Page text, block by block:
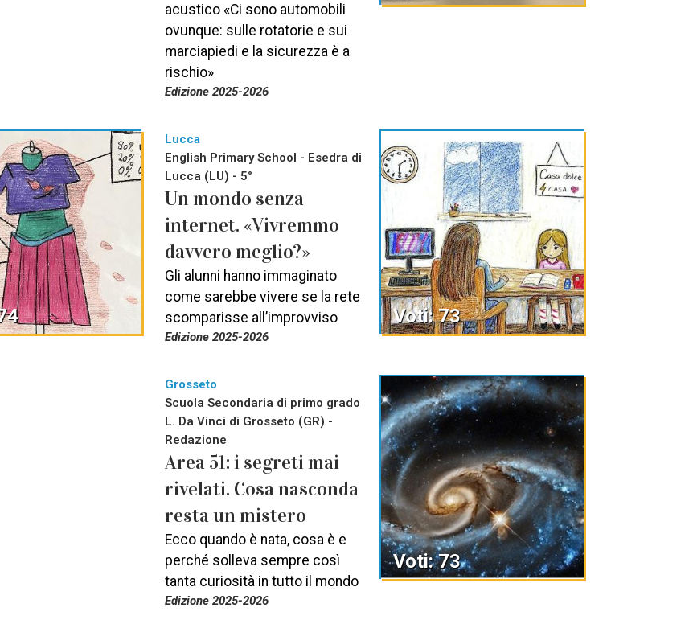
acustico «Ci sono automobili
ovunque: sulle rotatorie e sui
marciapiedi e la sicurezza è a
rischio»
Edizione 2025-2026
Lucca
English Primary School - Esedra di
Lucca (LU) - 5°
Un mondo senza
internet. «Vivremmo
davvero meglio?»
Gli alunni hanno immaginato
come sarebbe vivere se la rete
scomparisse all’improvviso
Edizione 2025-2026
Voti: 73
Grosseto
Scuola Secondaria di primo grado
L. Da Vinci di Grosseto (GR) -
Redazione
Area 51: i segreti mai
rivelati. Cosa nasconda
resta un mistero
Ecco quando è nata, cosa è e
perché solleva sempre così
tanta curiosità in tutto il mondo
Edizione 2025-2026
Voti: 73